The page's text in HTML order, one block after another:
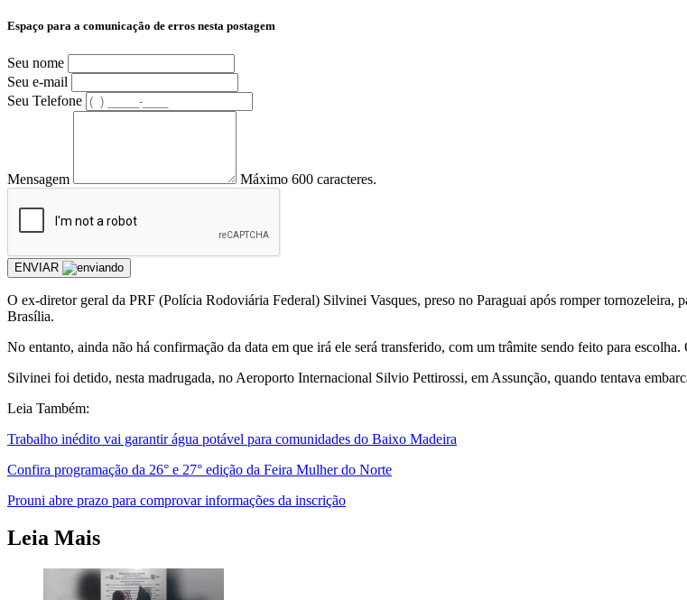
Espaço para a comunicação de erros nesta postagem
Seu nome
Seu e-mail
Seu Telefone
Mensagem Máximo 600 caracteres.
ENVIAR
O ex-diretor geral da PRF (Polícia Rodoviária Federal) Silvinei Vasques, preso no Paraguai após romper tornozeleira,
Brasília.
No entanto, ainda não há confirmação da data em que irá ele será transferido, com um trâmite sendo feito para
Silvinei foi detido, nesta madrugada, no Aeroporto Internacional Silvio Pettirossi, em Assunção, quando tentava
Leia Também:
Trabalho inédito vai garantir água potável para comunidades do Baixo Madeira
Confira programação da 26° e 27° edição da Feira Mulher do Norte
Prouni abre prazo para comprovar informações da inscrição
Leia Mais